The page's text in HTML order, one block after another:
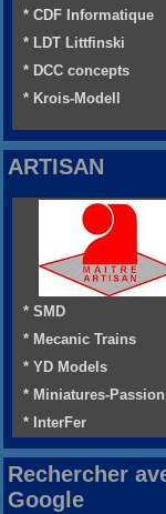
* CDF Informatique
* LDT Littfinski
* DCC concepts
* Krois-Modell
ARTISAN
* SMD
* Mecanic Trains
* YD Models
* Miniatures-Passion
* InterFer
Rechercher
Google